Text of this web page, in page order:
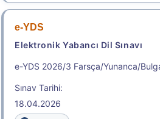
Kılavuzu
e-YDS
Elektronik Yabancı Dil Sınavı
e-YDS 2026/3 Farsça/Yunanca/
Sınav Tarihi:
18.04.2026